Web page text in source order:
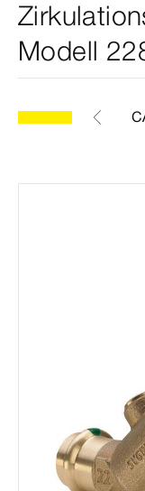
Modell
Etiketten